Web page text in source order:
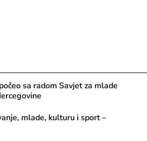
sa radom Savjet za mlade
mlade, kulturu i sport –